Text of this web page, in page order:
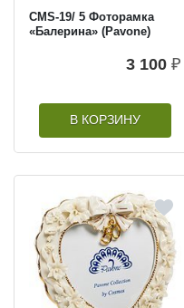
CMS-19/ 5 Фоторамка
«Балерина» (Pavone)
3 100 ₽
В КОРЗИНУ